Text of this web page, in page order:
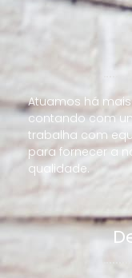
Atuamos há
contando com
trabalha com
para fornecer a
qualidade.